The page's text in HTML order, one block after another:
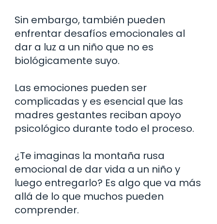
Sin embargo, también pueden
enfrentar desafíos emocionales al
dar a luz a un niño que no es
biológicamente suyo.
Las emociones pueden ser
complicadas y es esencial que las
madres gestantes reciban apoyo
psicológico durante todo el proceso.
¿Te imaginas la montaña rusa
emocional de dar vida a un niño y
luego entregarlo? Es algo que va más
allá de lo que muchos pueden
comprender.